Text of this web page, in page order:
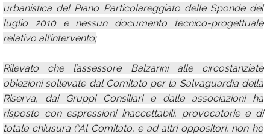
urbanistica del Piano Particolareggiato delle Sponde del
luglio 2010 e nessun documento tecnico-progettuale
relativo all’intervento;
Rilevato che l’assessore Balzarini alle circostanziate
obiezioni sollevate dal Comitato per la Salvaguardia della
Riserva, dai Gruppi Consiliari e dalle associazioni ha
risposto con espressioni inaccettabili, provocatorie e di
totale chiusura (“Al Comitato, e ad altri oppositori, non ho